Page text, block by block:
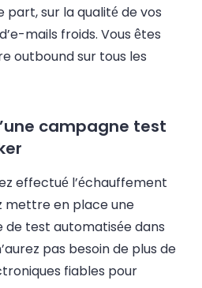
part, sur la qualité de vos
mails froids. Vous êtes
outbound sur tous les
campagne test
effectué l’échauffement
mettre en place une
test automatisée dans
pas besoin de plus de
fiables pour